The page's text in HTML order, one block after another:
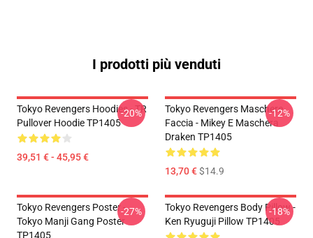
I prodotti più venduti
Tokyo Revengers Hoodies - TR
Pullover Hoodie TP1405
39,51 € - 45,95 €
-20%
Tokyo Revengers Maschere
Faccia - Mikey E Maschera
Draken TP1405
13,70 €$14.9
-12%
Tokyo Revengers Poster -
Tokyo Manji Gang Poster
TP1405
-27%
Tokyo Revengers Body Pillow -
Ken Ryuguji Pillow TP1405
-18%